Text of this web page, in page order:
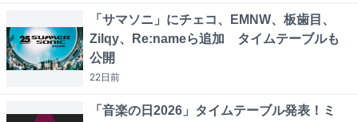
「サマソニ」にチェコ、EMNW、板歯目、
Zilqy、Re:nameら追加 タイムテーブルも
公開
22日前
「音楽の日2026」タイムテーブル発表！ミ